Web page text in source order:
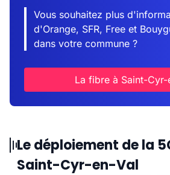
Vous souhaitez plus
d'Orange, SFR, Free et
dans votre commune ?
La fibre à Saint-Cyr-
Le déploiement de la
Saint-Cyr-en-Val